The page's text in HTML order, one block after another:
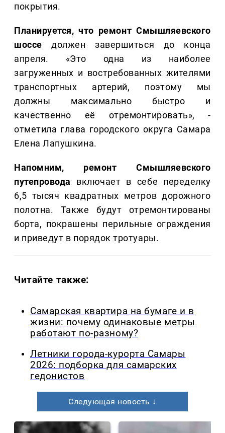
покрытия.
Планируется, что ремонт Смышляевского
шоссе должен завершиться до конца
апреля. «Это одна из наиболее
загруженных и востребованных жителями
транспортных артерий, поэтому мы
должны максимально быстро и
качественно её отремонтировать», -
отметила глава городского округа Самара
Елена Лапушкина.
Напомним, ремонт Смышляевского
путепровода включает в себе переделку
6,5 тысяч квадратных метров дорожного
полотна. Также будут отремонтированы
борта, покрашены перильные ограждения
и приведут в порядок тротуары.
Читайте также:
Самарская квартира на бумаге и в
жизни: почему одинаковые метры
работают по-разному?
Летники города-курорта Самары
2026: подборка для самарских
гедонистов
Следующая новость ↓